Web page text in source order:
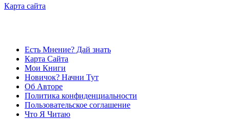
Карта сайта
Есть Мнение? Дай знать
Карта Сайта
Мои Книги
Новичок? Начни Тут
Об Авторе
Политика конфиденциальности
Пользовательское соглашение
Что Я Читаю